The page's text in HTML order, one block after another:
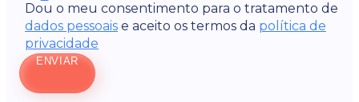
Dou o meu consentimento para o tratamento de
dados pessoais e aceito os termos da política de
privacidade
ENVIAR